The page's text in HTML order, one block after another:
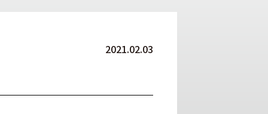
2021.02.03